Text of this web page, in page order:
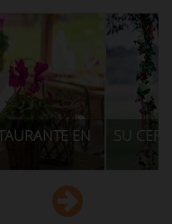
EN AGROTURISMO